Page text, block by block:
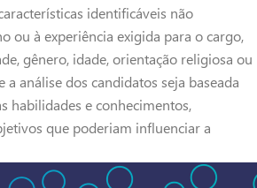
identificáveis não
ou à experiência exigida para o cargo,
gênero, idade, orientação religiosa ou
a análise dos candidatos seja baseada
habilidades e conhecimentos,
que poderiam influenciar a